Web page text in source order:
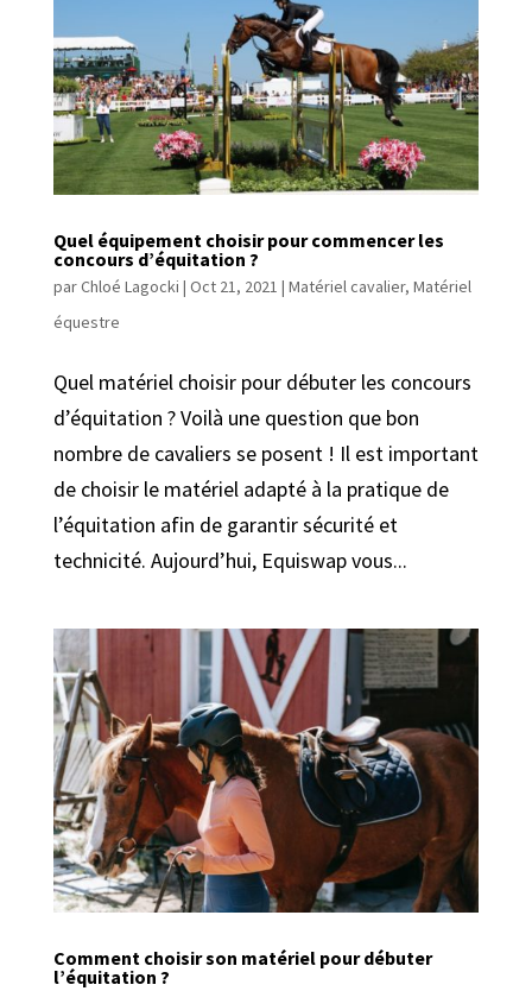
Quel équipement choisir pour commencer les
concours d’équitation ?
parChloé Lagocki | Oct 21, 2021 | Matériel cavalier, Matériel
équestre
Quel matériel choisir pour débuter les concours
d’équitation ? Voilà une question que bon
nombre de cavaliers se posent ! Il est important
de choisir le matériel adapté à la pratique de
l’équitation afin de garantir sécurité et
technicité. Aujourd’hui, Equiswap vous...
Comment choisir son matériel pour débuter
l’équitation ?